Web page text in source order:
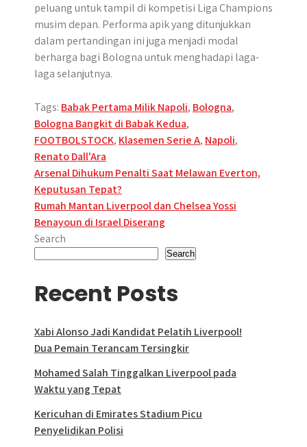
peluang untuk tampil di kompetisi Liga Champions
musim depan. Performa apik yang ditunjukkan
dalam pertandingan ini juga menjadi modal
berharga bagi Bologna untuk menghadapi laga-
laga selanjutnya.
Tags: Babak Pertama Milik Napoli, Bologna,
Bologna Bangkit di Babak Kedua,
FOOTBOLSTOCK, Klasemen Serie A, Napoli,
Renato Dall'Ara
Post
navigation
Arsenal Dihukum Penalti Saat Melawan Everton,
Keputusan Tepat?
Rumah Mantan Liverpool dan Chelsea Yossi
Benayoun di Israel Diserang
Search
Search
Recent Posts
Xabi Alonso Jadi Kandidat Pelatih Liverpool!
Dua Pemain Terancam Tersingkir
Mohamed Salah Tinggalkan Liverpool pada
Waktu yang Tepat
Kericuhan di Emirates Stadium Picu
Penyelidikan Polisi